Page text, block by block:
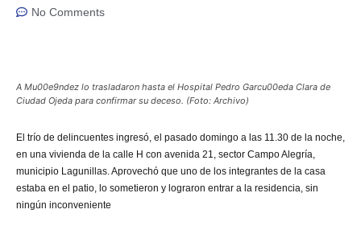
No Comments
A Mu00e9ndez lo trasladaron hasta el Hospital Pedro Garcu00eda Clara de
Ciudad Ojeda para confirmar su deceso. (Foto: Archivo)
El trío de delincuentes ingresó, el pasado domingo a las 11.30 de la noche,
en una vivienda de la calle H con avenida 21, sector Campo Alegría,
municipio Lagunillas. Aprovechó que uno de los integrantes de la casa
estaba en el patio, lo sometieron y lograron entrar a la residencia, sin
ningún inconveniente